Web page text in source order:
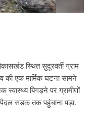
स्थित सुदूरवर्ती ग्राम
की एक मार्मिक घटना सामने
स्वास्थ्य बिगड़ने पर ग्रामीणों
सड़क तक पहुंचाना पड़ा.